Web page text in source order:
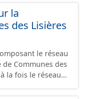
la
des Lisières
le réseau
Communes des
la fois le réseau